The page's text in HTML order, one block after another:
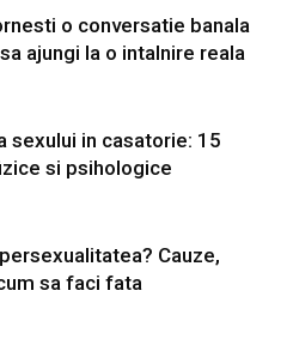
o conversatie banala
ajungi la o intalnire reala
sexului in casatorie: 15
si psihologice
Cauze,
sa faci fata